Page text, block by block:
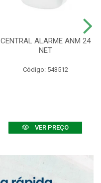
CENTRAL ALARME ANM 24
NET
Código: 543512
VER PREÇO